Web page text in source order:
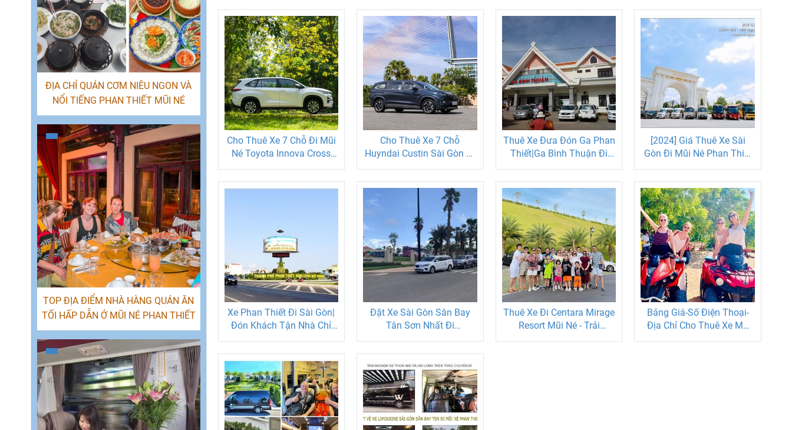
0847191999
Cho Thuê Xe 7 Chỗ Đi Mũi
Né Toyota Innova Cross
Hoàn Toàn Mới
Cho Thuê Xe 7 Chỗ
Huyndai Custin Sài Gòn Đi
Mũi Né Phan Thiết
Thuê Xe Đưa Đón Ga Phan
Thiết|Ga Bình Thuận Đi
Mũi Né
[2024] Giá Thuê Xe Sài
Gòn Đi Mũi Né Phan Thiết
4, 7, 16, 29, 45 chỗ
Xe Phan Thiết Đi Sài Gòn|
Đón Khách Tận Nhà Chỉ
Đặt Xe Sài Gòn Sân Bay
Tân Sơn Nhất Đi
Thuê Xe Đi Centara Mirage
Resort Mũi Né - Trải
Bảng Giá-Số Điện Thoại-
Địa Chỉ Cho Thuê Xe Mô
ĐỊA CHỈ QUÁN CƠM NIÊU NGON VÀ
NỔI TIẾNG PHAN THIẾT MŨI NÉ
TOP ĐỊA ĐIỂM NHÀ HÀNG QUÁN ĂN
TỐI HẤP DẪN Ở MŨI NÉ PHAN THIẾT